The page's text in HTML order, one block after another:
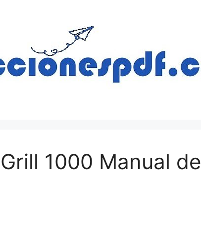
1000 Manual de